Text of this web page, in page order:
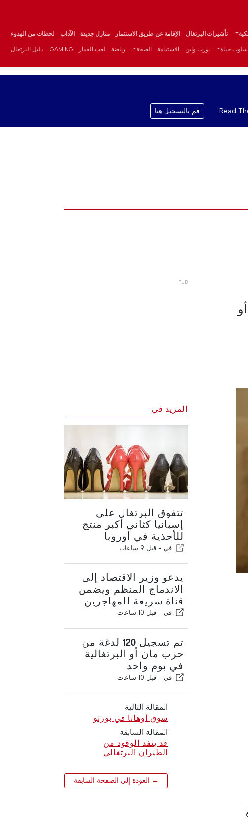
تأشيرات البرتغال الإقامة عن طريق الاستثمار منازل جديدة الآداب لحظات من الهدوء
حياة بورت واين الاستدامة الصحة رياضة لعب القمار IGAMING دليل البرتغال
Read قم بالتسجيل هنا
16 عامًا أو
سن 65
المزيد في
تتفوق البرتغال على
إسبانيا كثاني أكبر منتج
للأحذية في أوروبا
في - قبل 9 ساعات
يدعو وزير الاقتصاد إلى
الاندماج المنظم ويضمن
قناة سريعة للمهاجرين
في - قبل 10 ساعات
تم تسجيل 120 لدغة من
حرب مان أو البرتغالية
في يوم واحد
في - قبل 10 ساعات
المقالة التالية
سوق أوهانا في بورتو
المقالة السابقة
قد ينفد الوقود من
الطيران البرتغالي
← العودة إلى الصفحة السابقة